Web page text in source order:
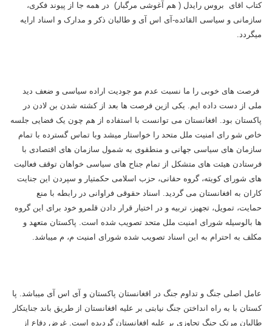
کتاب اقای بروس رایدل ( هم آغوشی مرگبار) در همه جا از پیوند فکری،
سازمانی و سیاسی القائده-آی اس آی و طالبان ذکر و مدارک و اسناد ارایه
میگردد.
فرصت های خوبی را ما نسبت عدم مو جودیت اراده سیاسی و ضعف دید
ملی از دست داده ایم. یکی ازین فرصت ها بعد از کشته شدن بن لادن در
پاکستان بود. افغانستان می توانست با استفاده از هم چون یک فضایی جلسه
خاص شو رای امنیت ملل متحد را خواستار میشد وبا تماس گسترده با تمام
سازمان های سیاسی جهانی و منطقوی به شمول سازمان های اقتصادی با
فرستادن هیئت های متشکل از تمام جناح های سیاسی خواهان توقف فعالیت
های شورای کویته، گروه حقانی، حزب اسلامی حکمتیار و سپردن این جنایت
کاران به افغانستان می گردید. اسناد حقوقی فراوانی در رابطه با منع
حمایت، تمویل، تجهیز، تربیه و در اختیار قرار دادن قلمرو خود برای این گروه
ها بالوسیله شورای امنیت ملل متحد تصویب شده است. پاکستان متعهد و
مکلف به احترام به این اسناد تصویب شده شورای امنیت م، م میباشد.
عامل اصلی جنگ و تداوم جنگ در افغانستان پاکستان و آی اس آی میباشد. پا
کستان با به راه انداختن جنگ نیابتی بر علیه افغانستان از طریق باند جنایتکار
طالبان مرتک جنگ تجاوزی بر علیه افغانستان گردیده است. غرض دفاع از